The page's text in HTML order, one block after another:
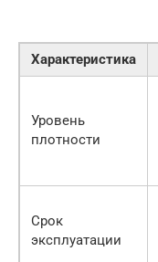
Характеристика
Уровень
плотности
Срок
эксплуатации